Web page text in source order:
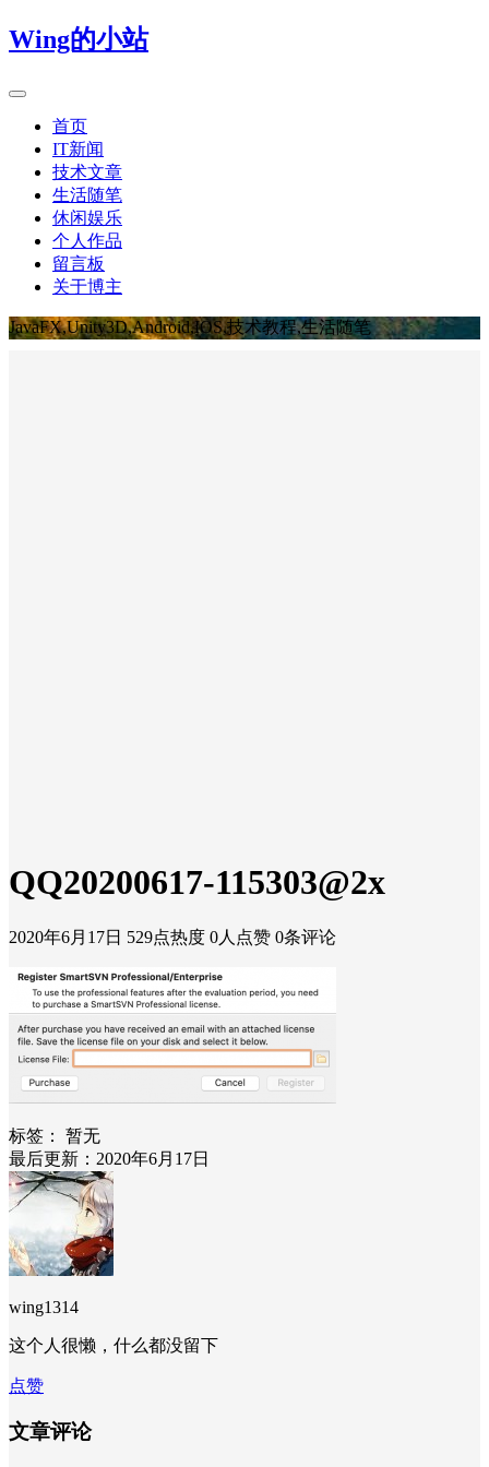
Wing的小站
首页
IT新闻
技术文章
生活随笔
休闲娱乐
个人作品
留言板
关于博主
JavaFX,Unity3D,Android,IOS,技术教程,生活随笔
QQ20200617-115303@2x
2020年6月17日 529点热度 0人点赞 0条评论
标签：
暂无
最后更新：2020年6月17日
wing1314
这个人很懒，什么都没留下
点赞
文章评论